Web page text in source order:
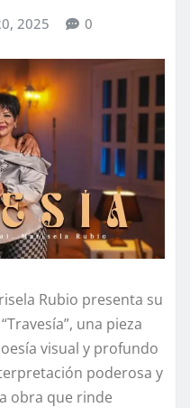
2025 0
Rubio presenta su
una pieza
visual y profundo
poderosa y
obra que rinde